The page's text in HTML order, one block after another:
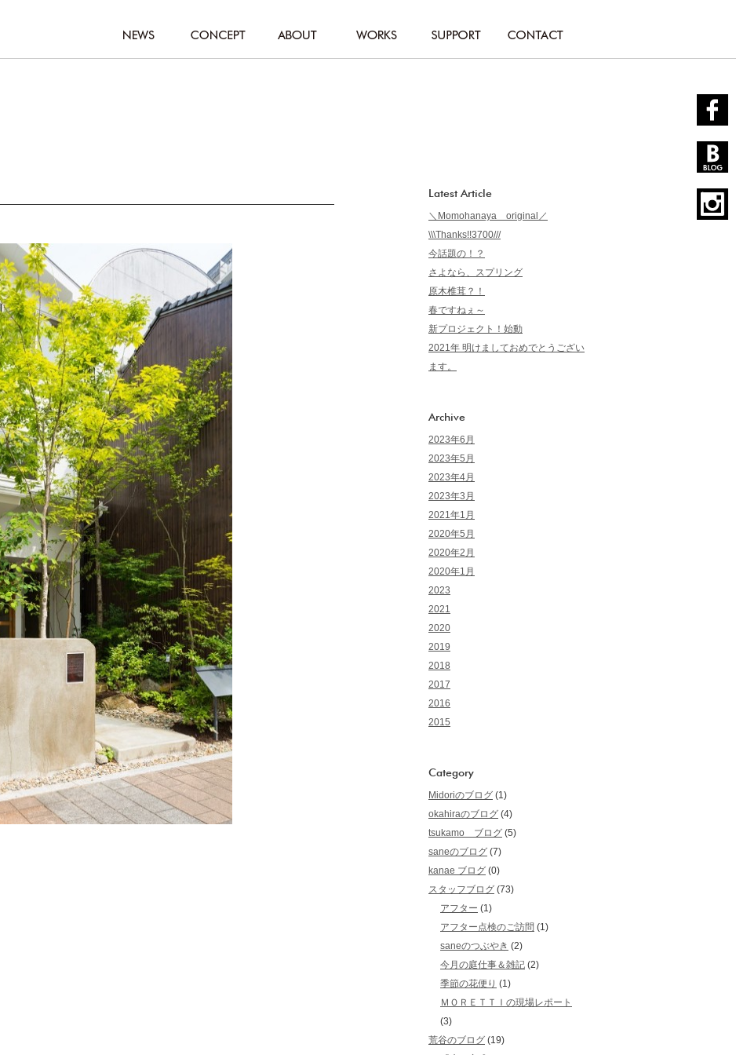
Latest Article
＼Momohanaya original／
\\\Thanks!!3700///
今話題の！？
さよなら、スプリング
原木椎茸？！
春ですねぇ～
新プロジェクト！始動
2021年 明けましておめでとうござい
ます。
Archive
2023年6月
2023年5月
2023年4月
2023年3月
2021年1月
2020年5月
2020年2月
2020年1月
2023
2021
2020
2019
2018
2017
2016
2015
Category
Midoriのブログ (1)
okahiraのブログ (4)
tsukamo ブログ (5)
saneのブログ (7)
kanae ブログ (0)
スタッフブログ (73)
アフター (1)
アフター点検のご訪問 (1)
saneのつぶやき (2)
今月の庭仕事＆雑記 (2)
季節の花便り (1)
ＭＯＲＥＴＴＩの現場レポート
(3)
荒谷のブログ (19)